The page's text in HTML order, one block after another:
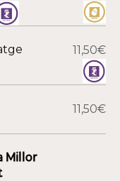
11,50€
11,50€
Millor